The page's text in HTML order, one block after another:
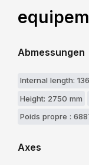
Abmessungen
Internal length:
Height: 2750 mm
Poids propre :
Axes